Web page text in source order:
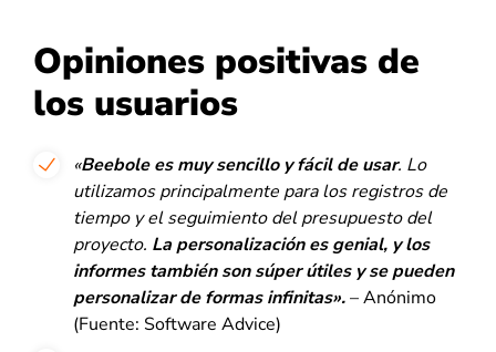
Opiniones positivas de
los usuarios
«Beebole es muy sencillo y fácil de usar. Lo
utilizamos principalmente para los registros de
tiempo y el seguimiento del presupuesto del
proyecto. La personalización es genial, y los
informes también son súper útiles y se pueden
personalizar de formas infinitas».– Anónimo
(Fuente: Software Advice)